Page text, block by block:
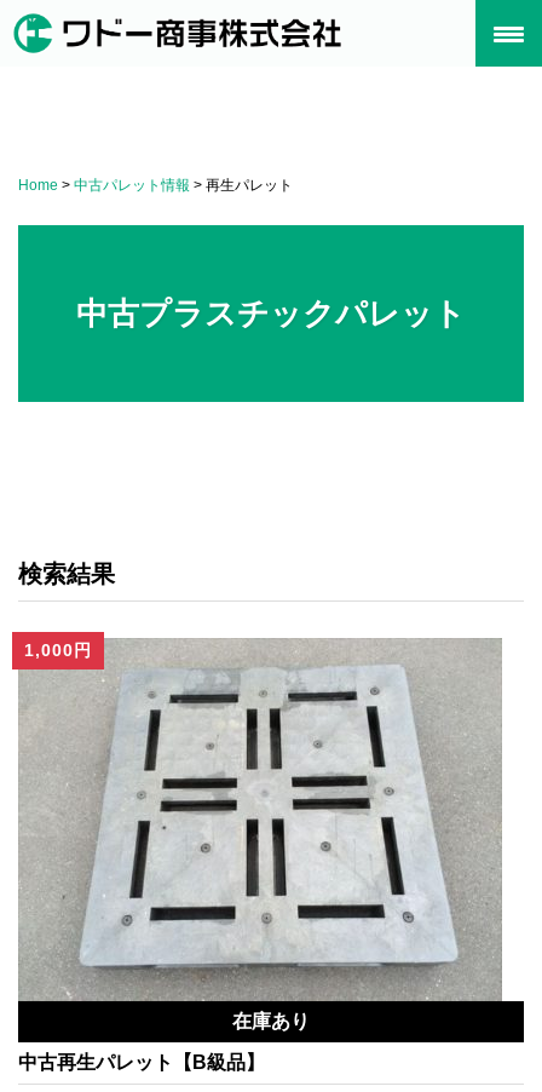
Skip
to
Home > 中古パレット情報 > 再生パレット
中古プラスチックパレット
検索結果
在庫あり
中古再生パレット【B級品】
1,000円